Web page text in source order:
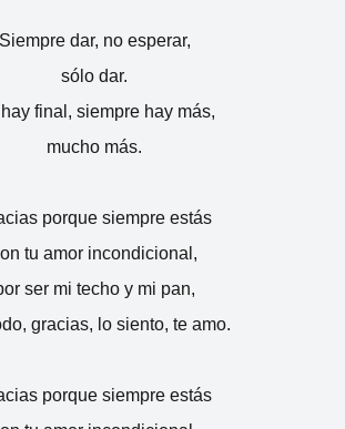
Siempre dar, no esperar,
sólo dar.
final, siempre hay más,
mucho más.
porque siempre estás
tu amor incondicional,
ser mi techo y mi pan,
gracias, lo siento, te amo.
porque siempre estás